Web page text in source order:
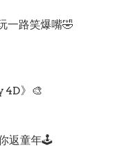
一路笑爆嘴🤣
4D》🎨
返童年🕹️